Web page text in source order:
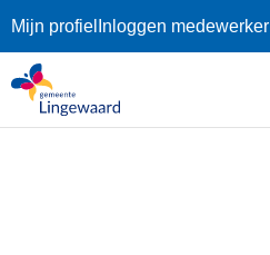
Mijn profiel Inloggen medewerker